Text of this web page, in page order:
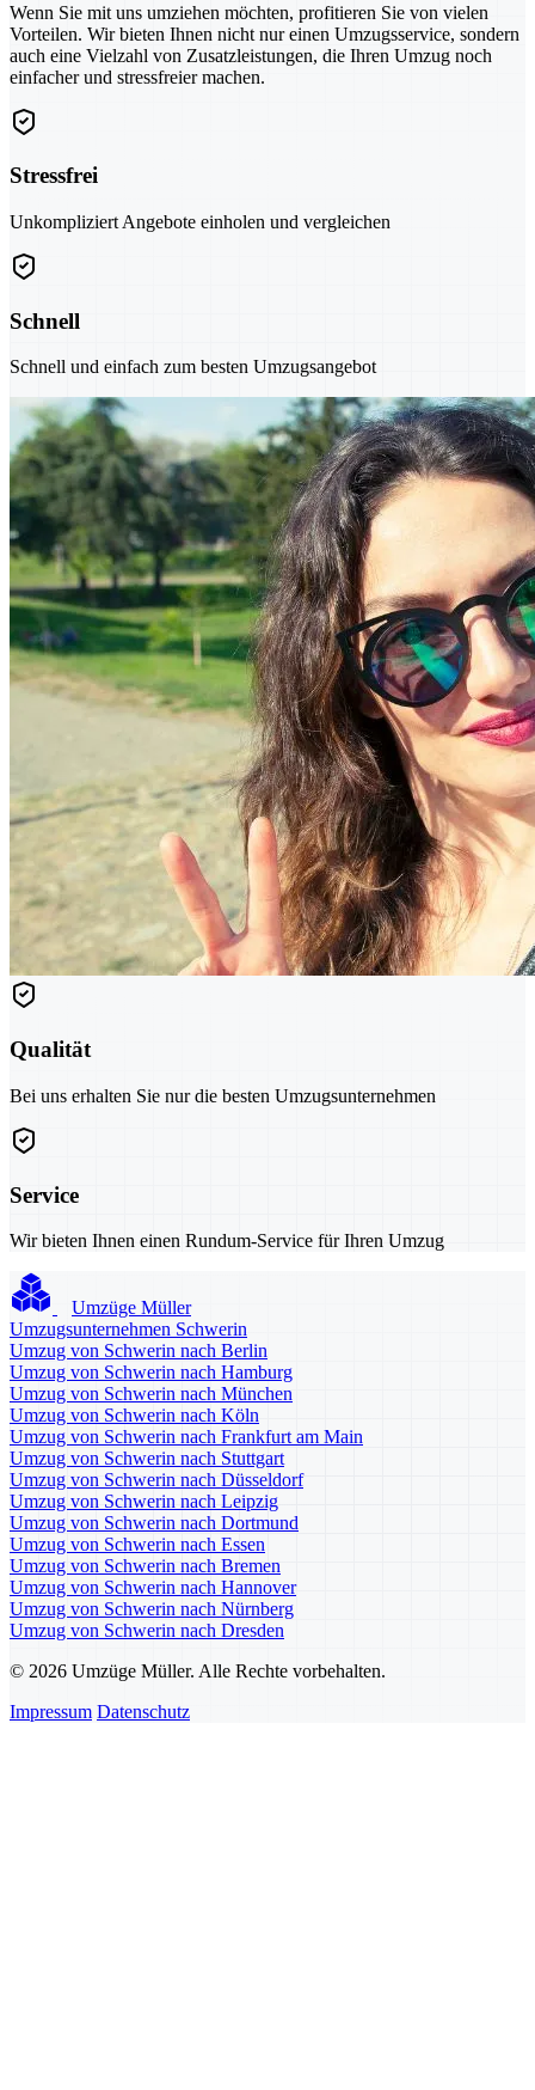
Wenn Sie mit uns umziehen möchten, profitieren Sie von vielen
Vorteilen. Wir bieten Ihnen nicht nur einen Umzugsservice, sondern
auch eine Vielzahl von Zusatzleistungen, die Ihren Umzug noch
einfacher und stressfreier machen.
Stressfrei
Unkompliziert Angebote einholen und vergleichen
Schnell
Schnell und einfach zum besten Umzugsangebot
Qualität
Bei uns erhalten Sie nur die besten Umzugsunternehmen
Service
Wir bieten Ihnen einen Rundum-Service für Ihren Umzug
Umzüge Müller
Umzugsunternehmen Schwerin
Umzug von Schwerin nach Berlin
Umzug von Schwerin nach Hamburg
Umzug von Schwerin nach München
Umzug von Schwerin nach Köln
Umzug von Schwerin nach Frankfurt am Main
Umzug von Schwerin nach Stuttgart
Umzug von Schwerin nach Düsseldorf
Umzug von Schwerin nach Leipzig
Umzug von Schwerin nach Dortmund
Umzug von Schwerin nach Essen
Umzug von Schwerin nach Bremen
Umzug von Schwerin nach Hannover
Umzug von Schwerin nach Nürnberg
Umzug von Schwerin nach Dresden
© 2026 Umzüge Müller. Alle Rechte vorbehalten.
Impressum Datenschutz